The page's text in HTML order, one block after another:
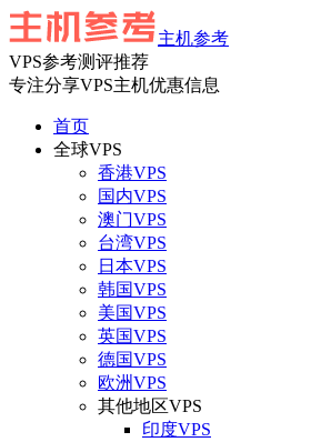
主机参考
VPS参考测评推荐
专注分享VPS主机优惠信息
首页
全球VPS
香港VPS
国内VPS
澳门VPS
台湾VPS
日本VPS
韩国VPS
美国VPS
英国VPS
德国VPS
欧洲VPS
其他地区VPS
印度VPS